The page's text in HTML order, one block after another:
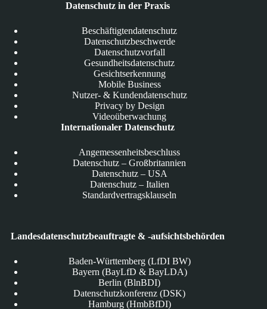
Datenschutz in der Praxis
Beschäftigtendatenschutz
Datenschutzbeschwerde
Datenschutzvorfall
Gesundheitsdatenschutz
Gesichtserkennung
Mobile Business
Nutzer- & Kundendatenschutz
Privacy by Design
Videoüberwachung
Internationaler Datenschutz
Angemessenheitsbeschluss
Datenschutz – Großbritannien
Datenschutz – USA
Datenschutz – Italien
Standardvertragsklauseln
Landesdatenschutzbeauftragte & -aufsichtsbehörden
Baden-Württemberg (LfDI BW)
Bayern (BayLfD & BayLDA)
Berlin (BlnBDI)
Datenschutzkonferenz (DSK)
Hamburg (HmbBfDI)